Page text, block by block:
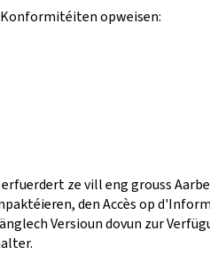
opweisen:
ze vill eng grouss
den Accès op
Versioun dovun zur